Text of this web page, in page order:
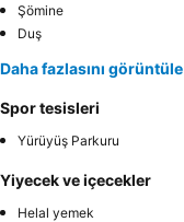
Şömine
Duş
Daha fazlasını görüntüle
Spor tesisleri
Yürüyüş Parkuru
Yiyecek ve içecekler
Helal yemek